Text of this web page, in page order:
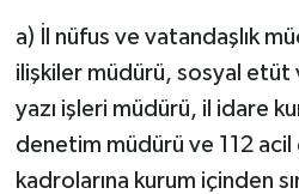
a) İl nüfus ve vatandaşlık
ilişkiler müdürü, sosyal etüt
yazı işleri müdürü, il idare
denetim müdürü ve 112 acil
kadrolarına kurum içinden